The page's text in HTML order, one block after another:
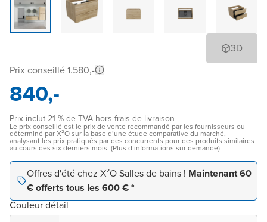
3D
Prix conseillé 1.580,-
840,-
Prix inclut 21 % de TVA hors frais de livraison
Le prix conseillé est le prix de vente recommandé par les fournisseurs ou
déterminé par X²O sur la base d’une étude comparative du marché,
analysant les prix pratiqués par des concurrents pour des produits similaires
au cours des six derniers mois. (Plus d’informations sur demande)
Offres d'été chez X²O Salles de bains ! Maintenant 60
€ offerts tous les 600 € *
Couleur détail